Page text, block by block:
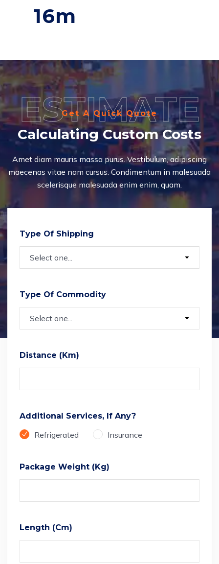
16m
ESTIMATE
Get A Quick Quote
Calculating Custom Costs
Amet diam mauris massa purus. Vestibulum, adipiscing
maecenas vitae nam cursus. Condimentum in malesuada
scelerisque malesuada enim enim, quam.
Type Of Shipping
Type Of Commodity
Distance (km)
Additional Services, If Any?
Refrigerated Insurance
Package Weight (kg)
Length (cm)